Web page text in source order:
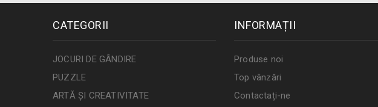
CATEGORII
JOCURI DE GÂNDIRE
PUZZLE
ARTĂ ȘI CREATIVITATE
INFORMAȚII
Produse noi
Top vânzări
Contactați-ne